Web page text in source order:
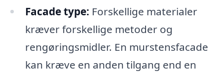
Facade type: Forskellige materialer
kræver forskellige metoder og
rengøringsmidler. En murstensfacade
kan kræve en anden tilgang end en